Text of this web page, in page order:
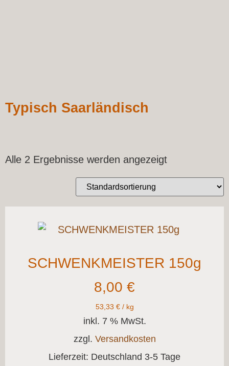
Typisch Saarländisch
Alle 2 Ergebnisse werden angezeigt
SCHWENKMEISTER 150g
8,00 €
53,33 €/ kg
inkl. 7 % MwSt.
zzgl. Versandkosten
Lieferzeit: Deutschland 3-5 Tage